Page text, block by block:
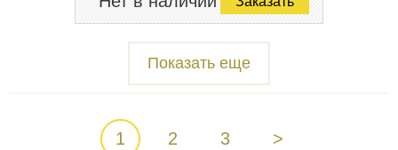
Показать еще
1 2 3 >